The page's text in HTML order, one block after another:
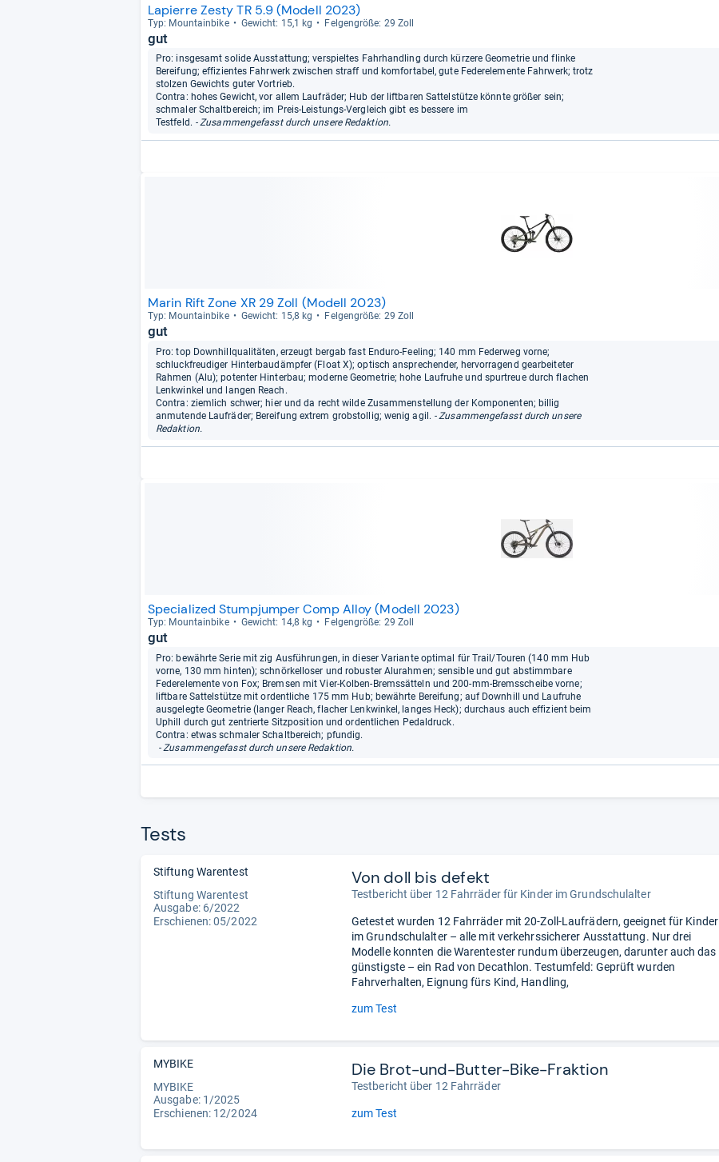
Lapierre Zesty TR 5.9 (Modell 2023)
Typ: Moun­tain­bike Gewicht: 15,1 kg Fel­gen­größe: 29 Zoll
gut
Pro: insgesamt solide Ausstattung; verspieltes Fahrhandling durch kürzere Geometrie und flinke
Bereifung; effizientes Fahrwerk zwischen straff und komfortabel, gute Federelemente Fahrwerk; trotz
stolzen Gewichts guter Vortrieb.
Contra: hohes Gewicht, vor allem Laufräder; Hub der liftbaren Sattelstütze könnte größer sein;
schmaler Schaltbereich; im Preis-Leistungs-Vergleich gibt es bessere im
Testfeld. - Zusammengefasst durch unsere Redaktion.
Marin Rift Zone XR 29 Zoll (Modell 2023)
Typ: Moun­tain­bike Gewicht: 15,8 kg Fel­gen­größe: 29 Zoll
gut
Pro: top Downhillqualitäten, erzeugt bergab fast Enduro-Feeling; 140 mm Federweg vorne;
schluckfreudiger Hinterbaudämpfer (Float X); optisch ansprechender, hervorragend gearbeiteter
Rahmen (Alu); potenter Hinterbau; moderne Geometrie; hohe Laufruhe und spurtreue durch flachen
Lenkwinkel und langen Reach.
Contra: ziemlich schwer; hier und da recht wilde Zusammenstellung der Komponenten; billig
anmutende Laufräder; Bereifung extrem grobstollig; wenig agil. - Zusammengefasst durch unsere
Redaktion.
Specialized Stumpjumper Comp Alloy (Modell 2023)
Typ: Moun­tain­bike Gewicht: 14,8 kg Fel­gen­größe: 29 Zoll
gut
Pro: bewährte Serie mit zig Ausführungen, in dieser Variante optimal für Trail/Touren (140 mm Hub
vorne, 130 mm hinten); schnörkelloser und robuster Alurahmen; sensible und gut abstimmbare
Federelemente von Fox; Bremsen mit Vier-Kolben-Bremssätteln und 200-mm-Bremsscheibe vorne;
liftbare Sattelstütze mit ordentliche 175 mm Hub; bewährte Bereifung; auf Downhill und Laufruhe
ausgelegte Geometrie (langer Reach, flacher Lenkwinkel, langes Heck); durchaus auch effizient beim
Uphill durch gut zentrierte Sitzposition und ordentlichen Pedaldruck.
Contra: etwas schmaler Schaltbereich; pfundig.
- Zusammengefasst durch unsere Redaktion.
Tests
Stiftung Warentest
Stiftung Warentest
Ausgabe: 6/2022
Erschienen: 05/2022
Von doll bis defekt
Testbericht über 12 Fahrräder für Kinder im Grundschulalter
Getestet wurden 12 Fahrräder mit 20-Zoll-Laufrädern, geeignet für Kinder
im Grundschulalter – alle mit verkehrssicherer Ausstattung. Nur drei
Modelle konnten die Warentester rundum überzeugen, darunter auch das
günstigste – ein Rad von Decathlon. Testumfeld: Geprüft wurden
Fahrverhalten, Eignung fürs Kind, Handling,
zum Test
MYBIKE
MYBIKE
Ausgabe: 1/2025
Erschienen: 12/2024
Die Brot-und-Butter-Bike-Fraktion
Testbericht über 12 Fahrräder
zum Test